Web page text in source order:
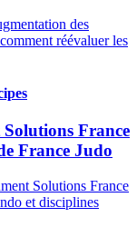
des
réévaluer les
France
France Judo
Solutions France
et disciplines